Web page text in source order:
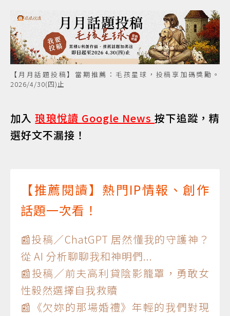
【月月話題投稿】當期推薦：毛孩星球，投稿享加碼獎勵。
2026/4/30(四)止
加入琅琅悅讀 Google News按下追蹤，精
選好文不漏接！
【推薦閱讀】熱門IP情報、創作
話題一次看！
📰投稿／ChatGPT 居然懂我的守護神？
從 AI 分析聊聊我和神明們...
📰投稿／前夫高利貸陰影籠罩，勇敢女
性毅然選擇自我救贖
📰《欠妳的那場婚禮》年輕的我們對現